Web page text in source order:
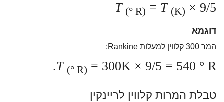
T(° R)=T(K)× 9/5
דוגמא
המר 300 קלווין למעלות Rankine:
T(° R)= 300K × 9/5 = 540 ° R.
טבלת המרות קלווין לריינקין